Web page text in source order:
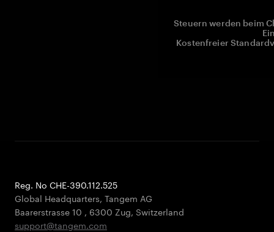
Steuern werden beim
Kostenfreier
Reg. No CHE-390.112.525
Global Headquarters, Tangem AG
Baarerstrasse 10 , 6300 Zug, Switzerland
support@tangem.com